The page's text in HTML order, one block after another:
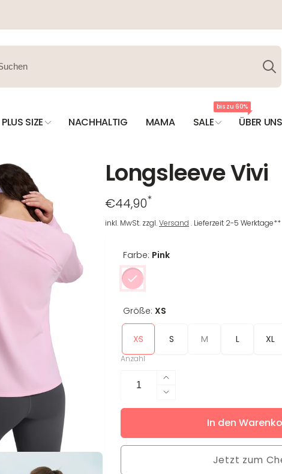
PLUS SIZE NACHHALTIG MAMA SALE
bis zu 60%
ÜBER UNS
Longsleeve Vivi
Regulärer
Preis
€44,90*
inkl. MwSt. zzgl.Versand . Lieferzeit 2-5 Werktage**
Farbe: Pink
Größe: XS
XS S M L XL
Anzahl
Erhöhe
die
Menge
Vivi
Verringere
die
für
Longsleeve
In den
Jetzt zum